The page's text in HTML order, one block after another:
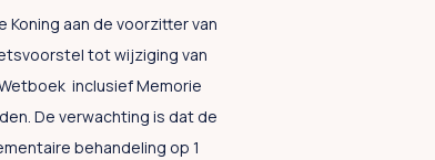
Koning aan de voorzitter van
tot wijziging van
inclusief Memorie
De verwachting is dat de
behandeling op 1